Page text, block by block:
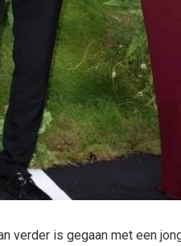
verder is gegaan met een